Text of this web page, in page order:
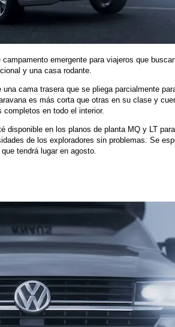
emergente para viajeros que
y una casa rodante.
cama trasera que se pliega parcialmente
es más corta que otras en su clase y
completos en todo el interior.
disponible en los planos de planta MQ y LT
de los exploradores sin problemas. Se
tendrá lugar en agosto.